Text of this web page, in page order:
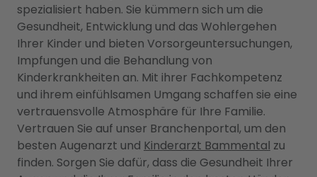
spezialisiert haben. Sie kümmern sich um die
Gesundheit, Entwicklung und das Wohlergehen
Ihrer Kinder und bieten Vorsorgeuntersuchungen,
Impfungen und die Behandlung von
Kinderkrankheiten an. Mit ihrer Fachkompetenz
und ihrem einfühlsamen Umgang schaffen sie eine
vertrauensvolle Atmosphäre für Ihre Familie.
Vertrauen Sie auf unser Branchenportal, um den
besten Augenarzt und Kinderarzt Bammental zu
finden. Sorgen Sie dafür, dass die Gesundheit Ihrer